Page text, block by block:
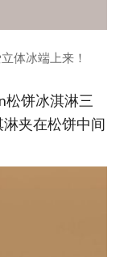
体冰端上来！
松饼冰淇淋三
夹在松饼中间